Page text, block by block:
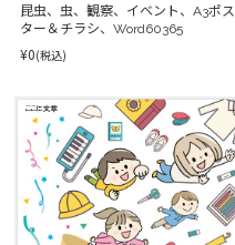
昆虫、虫、観察、イベント、A3ポス
ター＆チラシ、Word60365
¥0(税込)